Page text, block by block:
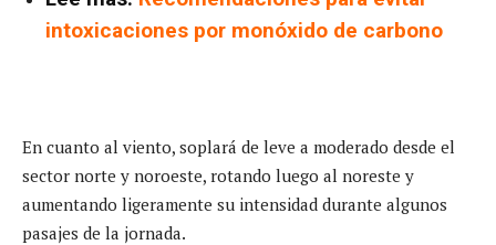
intoxicaciones por monóxido de carbono
En cuanto al viento, soplará de leve a moderado desde el
sector norte y noroeste, rotando luego al noreste y
aumentando ligeramente su intensidad durante algunos
pasajes de la jornada.